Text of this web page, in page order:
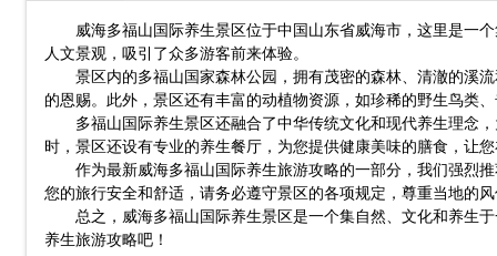
威海多福山国际养生景区位于中国山东省威海市，这里是一
人文景观，吸引了众多游客前来体验。
景区内的多福山国家森林公园，拥有茂密的森林、清澈的溪
的恩赐。此外，景区还有丰富的动植物资源，如珍稀的野生鸟类
多福山国际养生景区还融合了中华传统文化和现代养生理念
时，景区还设有专业的养生餐厅，为您提供健康美味的膳食，让
作为最新威海多福山国际养生旅游攻略的一部分，我们强烈
您的旅行安全和舒适，请务必遵守景区的各项规定，尊重当地的
总之，威海多福山国际养生景区是一个集自然、文化和养生
养生旅游攻略吧！